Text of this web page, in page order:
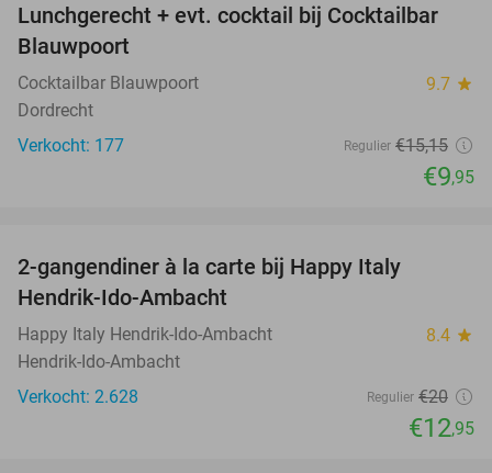
34%
Lunchgerecht + evt. cocktail bij Cocktailbar
Blauwpoort
Cocktailbar Blauwpoort 9.7 star
Dordrecht
Verkocht: 177
Regulier €15,15
€9,95
2-gangendiner à la carte bij Happy Italy
Hendrik-Ido-Ambacht
Happy Italy Hendrik-Ido-Ambacht 8.4 star
Hendrik-Ido-Ambacht
Verkocht: 2.628
Regulier €20
€12,95